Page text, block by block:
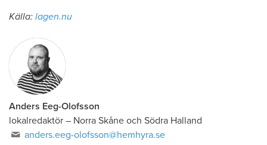
Källa: lagen.nu
Anders Eeg-Olofsson
lokalredaktör – Norra Skåne och Södra Halland
anders.eeg-olofsson@hemhyra.se